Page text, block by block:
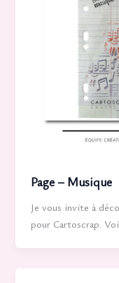
Page – Musique
Je vous invite à
pour Cartoscrap.